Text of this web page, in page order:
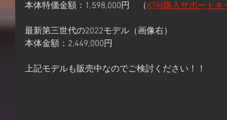
本体特価金額：1,598,000円　（KTM購入サポートキ
最新第三世代の2022モデル（画像右）
本体金額：2,449,000円
上記モデルも販売中なのでご検討ください！！